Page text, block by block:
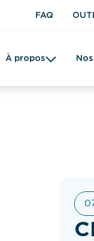
FAQ
À propos